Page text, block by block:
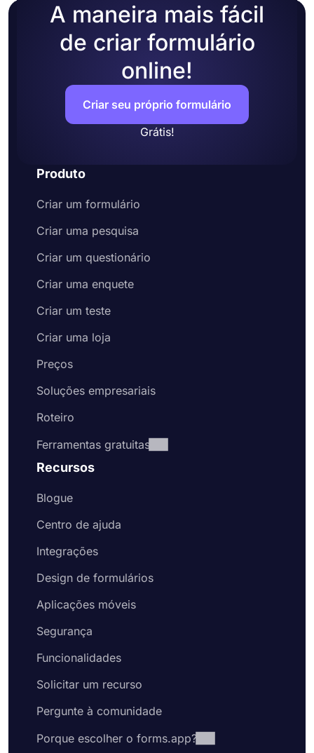
A maneira mais fácil
de criar formulário
online!
Criar seu próprio formulário
Grátis!
Produto
Criar um formulário
Criar uma pesquisa
Criar um questionário
Criar uma enquete
Criar um teste
Criar uma loja
Preços
Soluções empresariais
Roteiro
Ferramentas gratuitas
Recursos
Blogue
Centro de ajuda
Integrações
Design de formulários
Aplicações móveis
Segurança
Funcionalidades
Solicitar um recurso
Pergunte à comunidade
Porque escolher o forms.app?